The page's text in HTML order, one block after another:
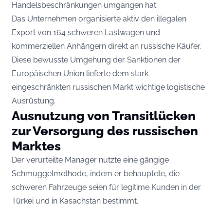
Handelsbeschränkungen umgangen hat.
Das Unternehmen organisierte aktiv den illegalen
Export von 164 schweren Lastwagen und
kommerziellen Anhängern direkt an russische Käufer.
Diese bewusste Umgehung der Sanktionen der
Europäischen Union lieferte dem stark
eingeschränkten russischen Markt wichtige logistische
Ausrüstung.
Ausnutzung von Transitlücken
zur Versorgung des russischen
Marktes
Der verurteilte Manager nutzte eine gängige
Schmuggelmethode, indem er behauptete, die
schweren Fahrzeuge seien für legitime Kunden in der
Türkei und in Kasachstan bestimmt.